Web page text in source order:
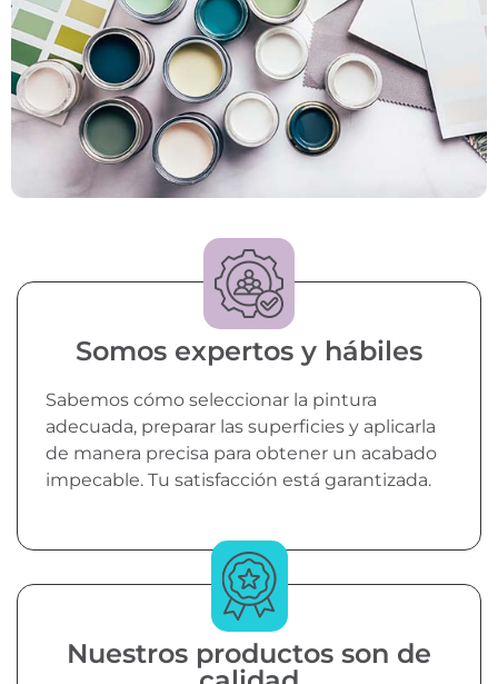
Somos expertos y hábiles
Sabemos cómo seleccionar la pintura
adecuada, preparar las superficies y aplicarla
de manera precisa para obtener un acabado
impecable. Tu satisfacción está garantizada.
Nuestros productos son de